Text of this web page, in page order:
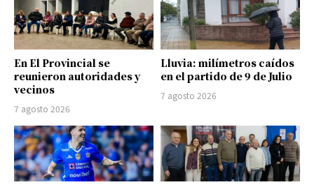
En El Provincial se
reunieron autoridades y
vecinos
7 agosto 2026
Lluvia: milímetros caídos
en el partido de 9 de Julio
7 agosto 2026